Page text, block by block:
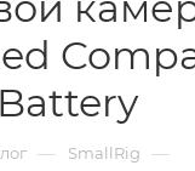
— SmallRig —